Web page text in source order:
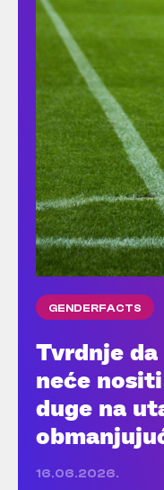
GENDERFACTS
Tvrdnje
neće
duge na
16.06.2026.